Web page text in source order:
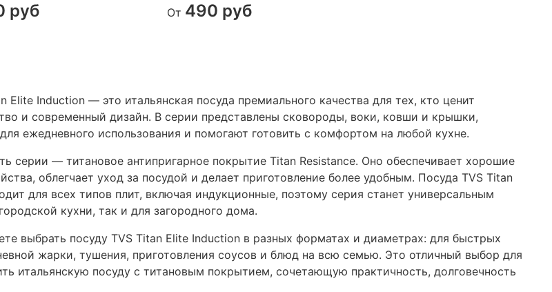
руб От 490 руб
Elite Induction — это итальянская посуда премиального качества для тех, кто ценит
и современный дизайн. В серии представлены сковороды, воки, ковши и крышки,
ежедневного использования и помогают готовить с комфортом на любой кухне.
серии — титановое антипригарное покрытие Titan Resistance. Оно обеспечивает хорошие
облегчает уход за посудой и делает приготовление более удобным. Посуда TVS Titan
для всех типов плит, включая индукционные, поэтому серия станет универсальным
кухни, так и для загородного дома.
выбрать посуду TVS Titan Elite Induction в разных форматах и диаметрах: для быстрых
жарки, тушения, приготовления соусов и блюд на всю семью. Это отличный выбор для
итальянскую посуду с титановым покрытием, сочетающую практичность, долговечность